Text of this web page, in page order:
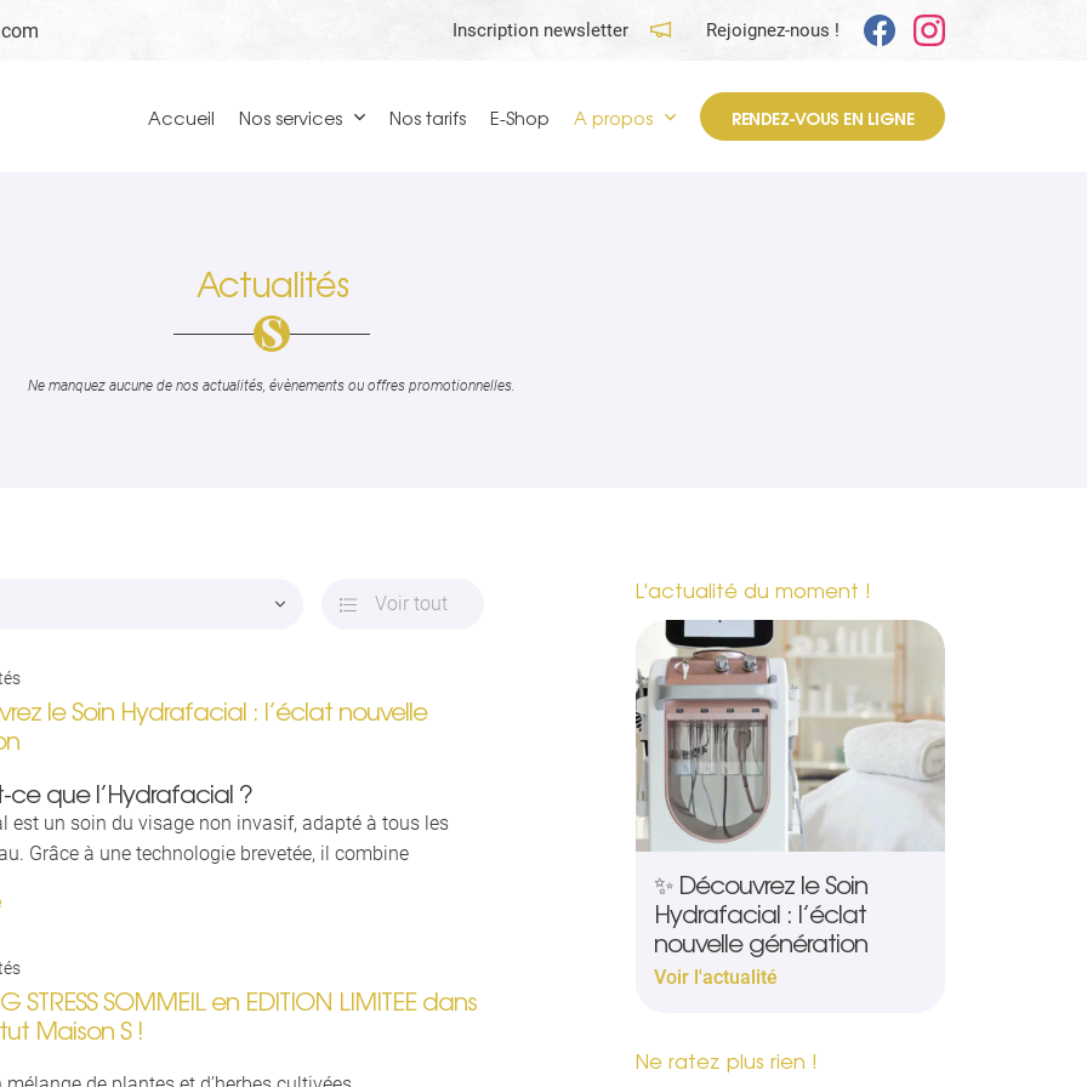
Inscription newsletter Rejoignez-nous !
Accueil Nos services Nos tarifs E-Shop A propos RENDEZ-VOUS EN LIGNE
Actualités
Ne manquez aucune de nos actualités, évènements ou offres promotionnelles.
 Voir tout
le Soin Hydrafacial : l’éclat nouvelle
ce que l’Hydrafacial ?
est un soin du visage non invasif, adapté à tous les
Grâce à une technologie brevetée, il combine
et exfoliation en douceur
intense avec des sérums concentrés
antioxydante
séance.
STRESS SOMMEIL en EDITION LIMITEE dans
Maison S !
L'actualité du moment !
✨ Découvrez le Soin
Hydrafacial : l’éclat
nouvelle génération
Voir l'actualité
Ne ratez plus rien !